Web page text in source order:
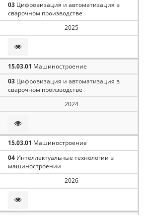
03 Цифровизация и автоматизация в
сварочном производстве
2025
15.03.01 Машиностроение
03 Цифровизация и автоматизация в
сварочном производстве
2024
15.03.01 Машиностроение
04 Интеллектуальные технологии в
машиностроении
2026